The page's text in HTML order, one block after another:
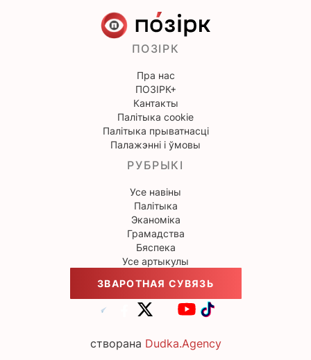
ПОЗІРК
Пра нас
ПОЗІРК+
Кантакты
Палітыка cookie
Палітыка прыватнасці
Палажэнні і ўмовы
РУБРЫКІ
Усе навіны
Палітыка
Эканоміка
Грамадства
Бяспека
Усе артыкулы
ЗВАРОТНАЯ СУВЯЗЬ
створана Dudka.Agency